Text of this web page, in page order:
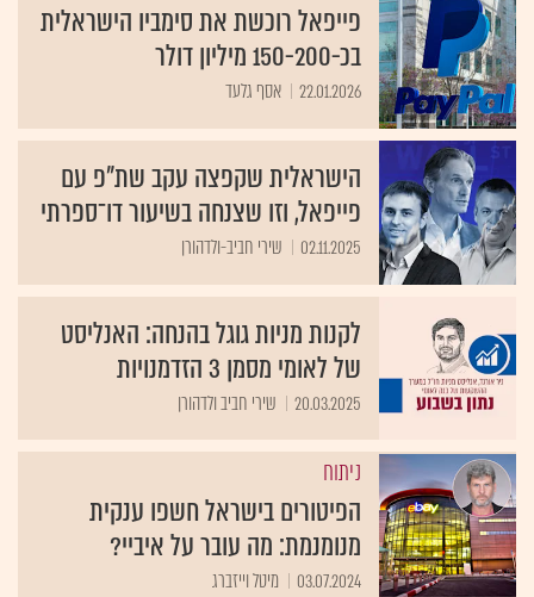
פייפאל רוכשת את סימביו הישראלית
בכ-150-200 מיליון דולר
22.01.2026 אסף גלעד
הישראלית שקפצה עקב שת"פ עם
פייפאל, וזו שצנחה בשיעור דו־ספרתי
02.11.2025 שירי חביב-ולדהורן
לקנות מניות גוגל בהנחה: האנליסט
של לאומי מסמן 3 הזדמנויות
20.03.2025 שירי חביב ולדהורן
ניתוח
הפיטורים בישראל חשפו ענקית
מנומנמת: מה עובר על איביי?
03.07.2024 מיטל וייזברג